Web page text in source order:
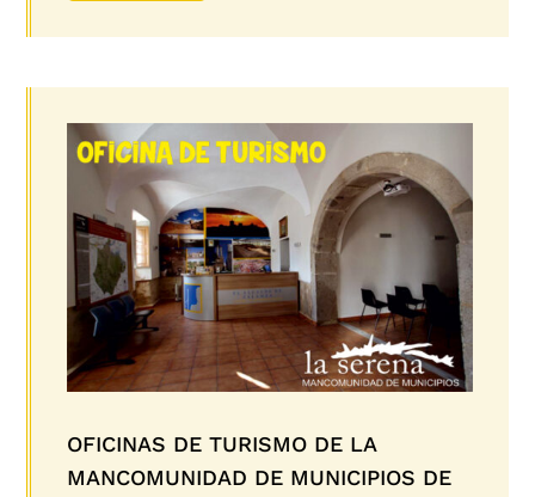
OFICINAS DE TURISMO DE LA
MANCOMUNIDAD DE MUNICIPIOS DE